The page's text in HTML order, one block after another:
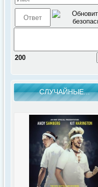
200
СЛУЧАЙНЫЕ...